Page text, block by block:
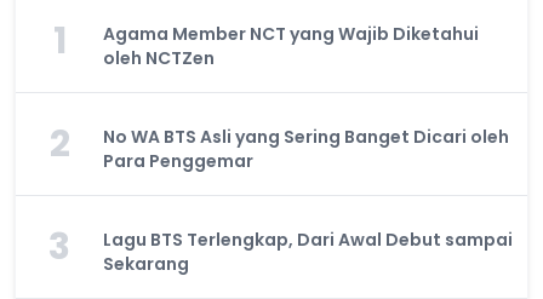
1
Agama Member NCT yang Wajib Diketahui
oleh NCTZen
2
No WA BTS Asli yang Sering Banget Dicari oleh
Para Penggemar
3
Lagu BTS Terlengkap, Dari Awal Debut sampai
Sekarang